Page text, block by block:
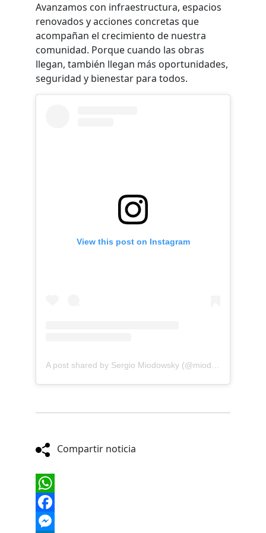
Avanzamos con infraestructura, espacios
renovados y acciones concretas que
acompañan el crecimiento de nuestra
comunidad. Porque cuando las obras
llegan, también llegan más oportunidades,
seguridad y bienestar para todos.
View this post on Instagram
Compartir noticia
WhatsApp
Facebook